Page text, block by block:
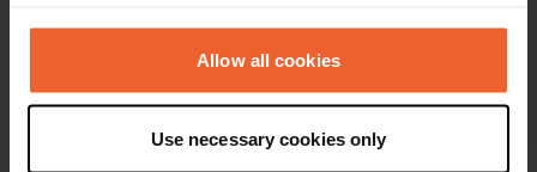
any time from the Cookie Declaration or by clicking on
the Privacy trigger icon.
Collect information about your geographical location
Allow all cookies
Use necessary cookies only
47° 13' 40" N 8° 49' 20" E
Kopiëren
47.22787 8.82229